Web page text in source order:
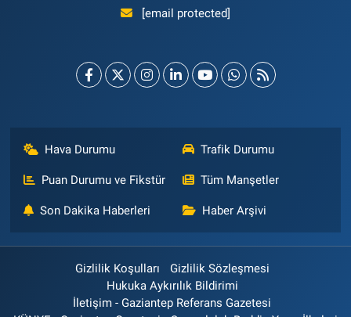
[email protected]
Hava Durumu Trafik Durumu
Puan Durumu ve Fikstür Tüm Manşetler
Son Dakika Haberleri Haber Arşivi
Gizlilik Koşulları
Gizlilik Sözleşmesi
Hukuka Aykırılık Bildirimi
İletişim - Gaziantep Referans Gazetesi